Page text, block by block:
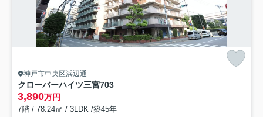
神戸市中央区浜辺通
クローバーハイツ三宮703
3,890万円
7階 / 78.24㎡ / 3LDK /築45年